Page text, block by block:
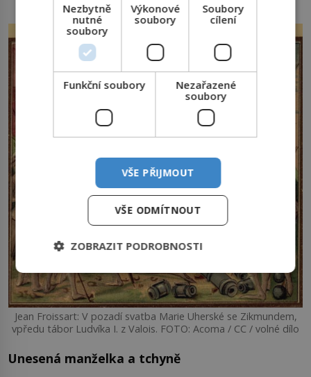
Jean Froissart: V pozadí svatba Marie Uherské se Zikmundem,
vpředu tábor Ludvíka I. z Valois. FOTO: Acoma / CC / volné dílo
Unesená manželka a tchyně
Nezbytně
nutné
soubory
Výkonové
soubory
Soubory
cílení
Funkční soubory
Nezařazené
soubory
VŠE PŘIJMOUT
VŠE ODMÍTNOUT
ZOBRAZIT PODROBNOSTI